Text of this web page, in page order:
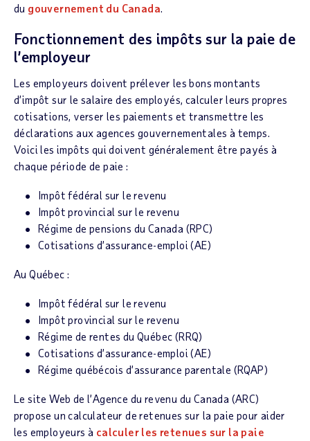
du gouvernement du Canada.
Fonctionnement des impôts sur la paie de
l’employeur
Les employeurs doivent prélever les bons montants
d’impôt sur le salaire des employés, calculer leurs propres
cotisations, verser les paiements et transmettre les
déclarations aux agences gouvernementales à temps.
Voici les impôts qui doivent généralement être payés à
chaque période de paie :
Impôt fédéral sur le revenu
Impôt provincial sur le revenu
Régime de pensions du Canada (RPC)
Cotisations d’assurance-emploi (AE)
Au Québec :
Impôt fédéral sur le revenu
Impôt provincial sur le revenu
Régime de rentes du Québec (RRQ)
Cotisations d’assurance-emploi (AE)
Régime québécois d’assurance parentale (RQAP)
Le site Web de l’Agence du revenu du Canada (ARC)
propose un calculateur de retenues sur la paie pour aider
les employeurs à calculer les retenues sur la paie